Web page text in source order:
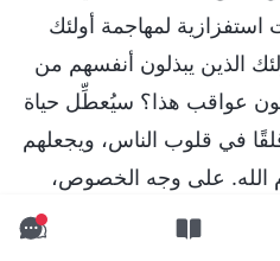
استفزازية لمهاجمة أولئك
الذين يبذلون أنفسهم من
عواقب هذا؟ سيُعطِّل حياة
في قلوب الناس، ويجعلهم
الله. على وجه الخصوص،
يقولها هؤلاء الأشرار